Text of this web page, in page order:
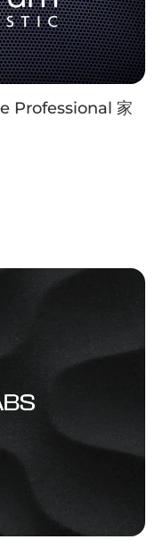
Professional 家